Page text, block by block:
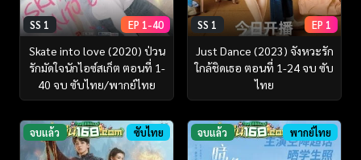
SS 1 EP 1-40
Skate into love (2020) ป่วน
รักมัดใจนักไอซ์สเก็ต ตอนที่ 1-
40 จบ ซับไทย/พากย์ไทย
SS 1 EP 1
Just Dance (2023) จังหวะรัก
ใกล้ชิดเธอ ตอนที่ 1-24 จบ ซับ
ไทย
จบแล้ว ซับไทย จบแล้ว พากย์ไทย